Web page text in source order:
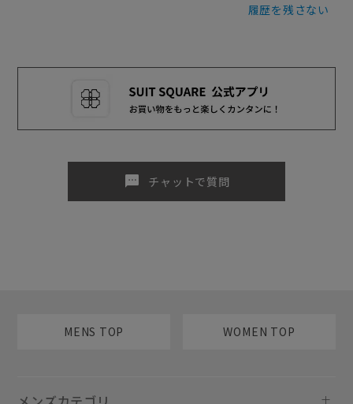
履歴を残さない
sms チャットで質問
MENS TOP WOMEN TOP